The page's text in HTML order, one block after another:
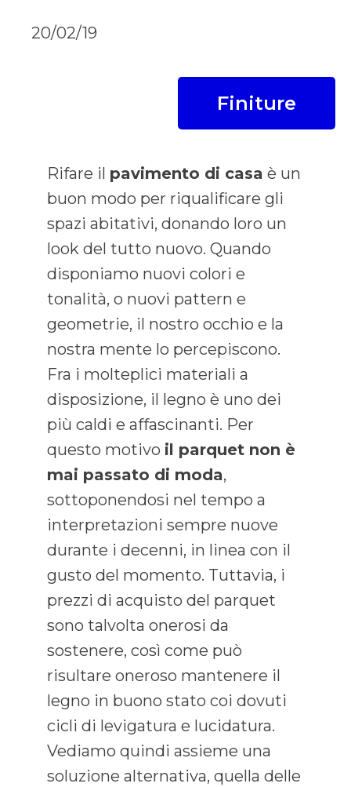
20/02/19
Finiture
Rifare il pavimento di casa è un
buon modo per riqualificare gli
spazi abitativi, donando loro un
look del tutto nuovo. Quando
disponiamo nuovi colori e
tonalità, o nuovi pattern e
geometrie, il nostro occhio e la
nostra mente lo percepiscono.
Fra i molteplici materiali a
disposizione, il legno è uno dei
più caldi e affascinanti. Per
questo motivo il parquet non è
mai passato di moda,
sottoponendosi nel tempo a
interpretazioni sempre nuove
durante i decenni, in linea con il
gusto del momento. Tuttavia, i
prezzi di acquisto del parquet
sono talvolta onerosi da
sostenere, così come può
risultare oneroso mantenere il
legno in buono stato coi dovuti
cicli di levigatura e lucidatura.
Vediamo quindi assieme una
soluzione alternativa, quella delle